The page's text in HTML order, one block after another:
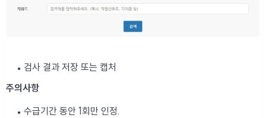
검사 결과 저장 또는 캡처
주의사항
수급기간 동안 1회만 인정.